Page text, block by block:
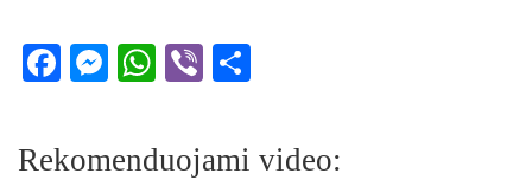
Facebook
Messenger
WhatsApp
Viber
Rekomenduojami video: